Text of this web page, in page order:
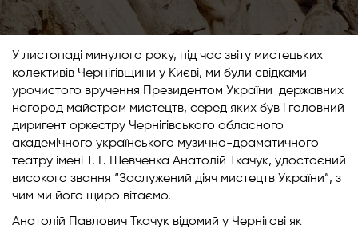
У листопаді минулого року, під час звіту мистецьких
колективів Чернігівщини у Києві, ми були свідками
урочистого вручення Президентом України державних
нагород майстрам мистецтв, серед яких був і головний
диригент оркестру Чернігівського обласного
академічного українського музично-драматичного
театру імені Т. Г. Шевченка Анатолій Ткачук, удостоєний
високого звання “Заслужений діяч мистецтв України”, з
чим ми його щиро вітаємо.
Анатолій Павлович Ткачук відомий у Чернігові як